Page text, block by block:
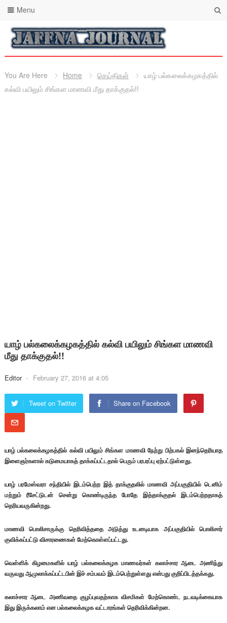
Menu
You Are Here Home செய்திகள்
யாழ் பல்கலைக்கழகத்தில்
கல்வி பயிலும் சிங்கள மாணவி மீது தாக்குதல்!!
யாழ் பல்கலைக்கழகத்தில் கல்வி பயிலும் சிங்கள மாணவி
மீது தாக்குதல்!!
Editor - February 27, 2016 at 4:05
Tweet on Twitter Share on Facebook
யாழ் பல்கலைக்கழகத்தில் கல்வி பயிலும் சிங்கள மாணவி நேற்று பிற்பகல் இனந்தெரியாத
இளைஞர்களால் கடுமையாகத் தாக்கப்பட்டதால் பெரும் பரபரப்பு ஏற்பட்டுள்ளது.
யாழ் பரமேஸ்வரா சந்தியில் இடம்பெற்ற இத் தாக்குதலில் மாணவி அப்பகுதியில் டெனிம்
மற்றும் ரீசேட்டுடன் சென்று கொண்டிருந்த போதே இத்தாக்குதல் இடம்பெற்றதாகத்
தெரியவருகின்றது.
மாணவி பொலிசாருக்கு தெரிவித்ததை அடுத்து உடனடியாக அப்பகுதியில் பொலிசார்
குவிக்கப்பட்டு விசாரணைகள் மேற்கொள்ளப்பட்டது.
வெள்ளிக் கிழமைகளில் யாழ் பல்கலைக்கழக மாணவர்கள் கலாச்சார ஆடை அணிந்து
வருவது ஆமுலாக்கப்பட்டபின் இச் சம்பவம் இடம்பெற்றுள்ளது என்பது குறிப்பிடத்தக்கது.
கலாச்சார ஆடை அணிவதை குழப்புவதற்காக விசமிகள் மேற்கொண்ட நடவடிக்கையாக
இது இருக்கலாம் என பல்கலைக்கழக வட்டாரங்கள் தெரிவிக்கின்றன.